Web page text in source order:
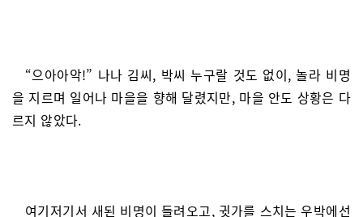
“으아아악!” 나나 김씨, 박씨 누구랄 것도 없이, 놀라 비명
을 지르며 일어나 마을을 향해 달렸지만, 마을 안도 상황은 다
르지 않았다.
여기저기서 새된 비명이 들려오고, 귓가를 스치는 우박에선